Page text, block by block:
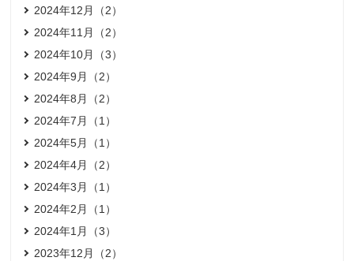
2024年12月（2）
2024年11月（2）
2024年10月（3）
2024年9月（2）
2024年8月（2）
2024年7月（1）
2024年5月（1）
2024年4月（2）
2024年3月（1）
2024年2月（1）
2024年1月（3）
2023年12月（2）